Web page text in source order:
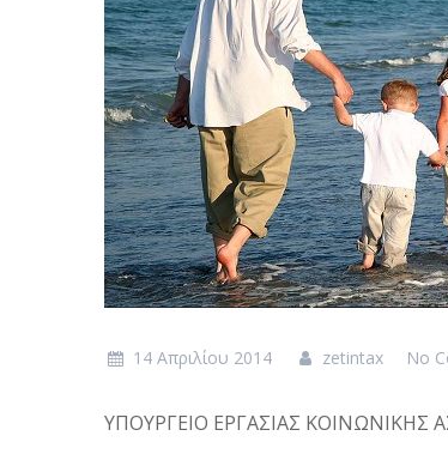
14 Απριλίου 2014 zetintax No
ΥΠΟΥΡΓΕΙΟ EΡΓΑΣΙΑΣ ΚΟΙΝΩΝΙΚΗΣ